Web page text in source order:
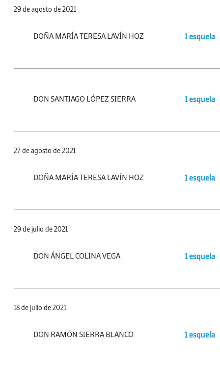
29 de agosto de 2021
DOÑA MARÍA TERESA LAVÍN HOZ 1 esquela
DON SANTIAGO LÓPEZ SIERRA 1 esquela
27 de agosto de 2021
DOÑA MARÍA TERESA LAVÍN HOZ 1 esquela
29 de julio de 2021
DON ÁNGEL COLINA VEGA 1 esquela
18 de julio de 2021
DON RAMÓN SIERRA BLANCO 1 esquela